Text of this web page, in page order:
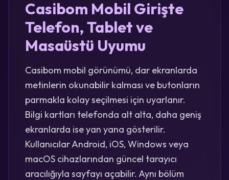
Casibom Mobil Girişte
Telefon, Tablet ve
Masaüstü Uyumu
Casibom mobil görünümü, dar ekranlarda
metinlerin okunabilir kalması ve butonların
parmakla kolay seçilmesi için uyarlanır.
Bilgi kartları telefonda alt alta, daha geniş
ekranlarda ise yan yana gösterilir.
Kullanıcılar Android, iOS, Windows veya
macOS cihazlarından güncel tarayıcı
aracılığıyla sayfayı açabilir. Aynı bölüm